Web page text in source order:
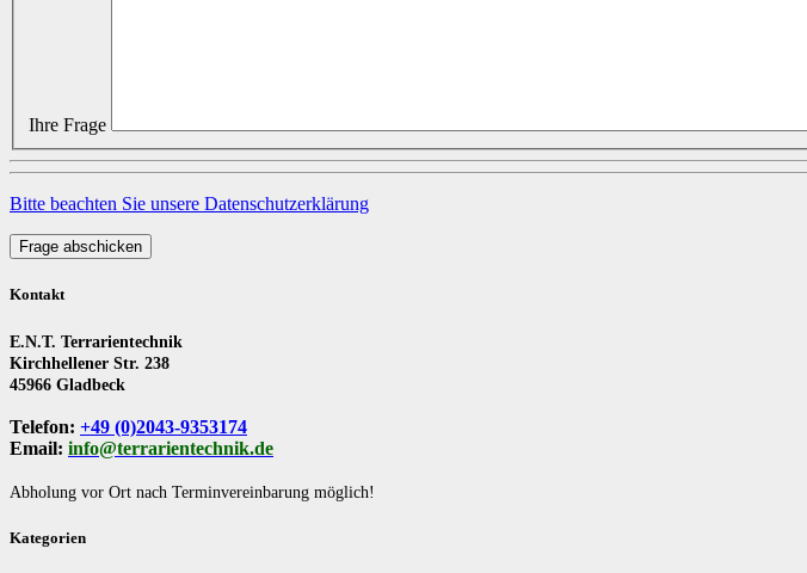
Ihre Frage
Bitte beachten Sie unsere Datenschutzerklärung
Frage abschicken
Kontakt
E.N.T. Terrarientechnik
Kirchhellener Str. 238
45966 Gladbeck
Telefon: +49 (0)2043-9353174
Email: info@terrarientechnik.de
Abholung vor Ort nach Terminvereinbarung möglich!
Kategorien